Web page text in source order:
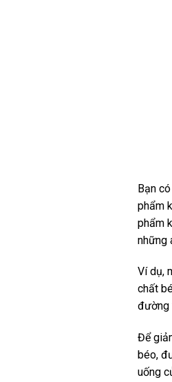
Bạn
phẩm
phẩm
những
Ví dụ,
chất
đường
Để
béo,
uống